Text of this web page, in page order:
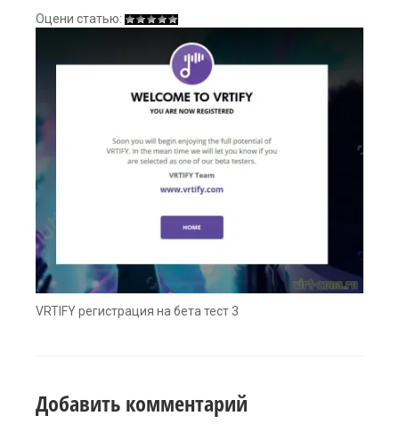
Оцени статью:
VRTIFY регистрация на бета тест 3
Добавить комментарий